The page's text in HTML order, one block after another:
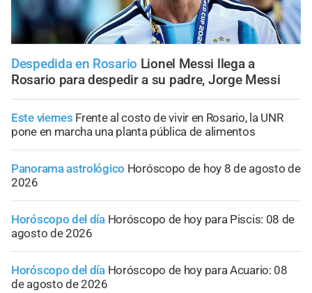
Despedida en Rosario Lionel Messi llega a
Rosario para despedir a su padre, Jorge Messi
Este viernes Frente al costo de vivir en Rosario, la UNR
pone en marcha una planta pública de alimentos
Panorama astrológico Horóscopo de hoy 8 de agosto de
2026
Horóscopo del día Horóscopo de hoy para Piscis: 08 de
agosto de 2026
Horóscopo del día Horóscopo de hoy para Acuario: 08
de agosto de 2026